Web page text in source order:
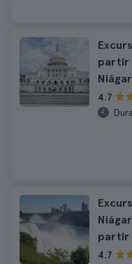
partir
4.7
partir
4.7